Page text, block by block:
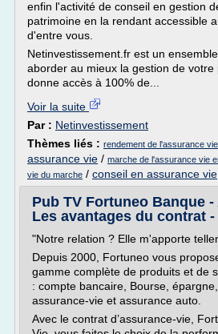
enfin l'activité de conseil en gestion
patrimoine en la rendant accessible
d'entre vous.
Netinvestissement.fr est un
aborder au mieux la gestion de
donne accès à 100% de...
Voir la suite
Par : Netinvestissement
Thèmes liés : rendement de l'assurance
assurance vie / marche de l'assurance vie
vie du marche / conseil en assurance vie
Pub TV Fortuneo Banque
Les avantages du contrat -
"Notre relation ? Elle m'apporte
Depuis 2000, Fortuneo vous
gamme complète de produits et de
: compte bancaire, Bourse, épargne,
assurance-vie et assurance auto.
Avec le contrat d’assurance-vie,